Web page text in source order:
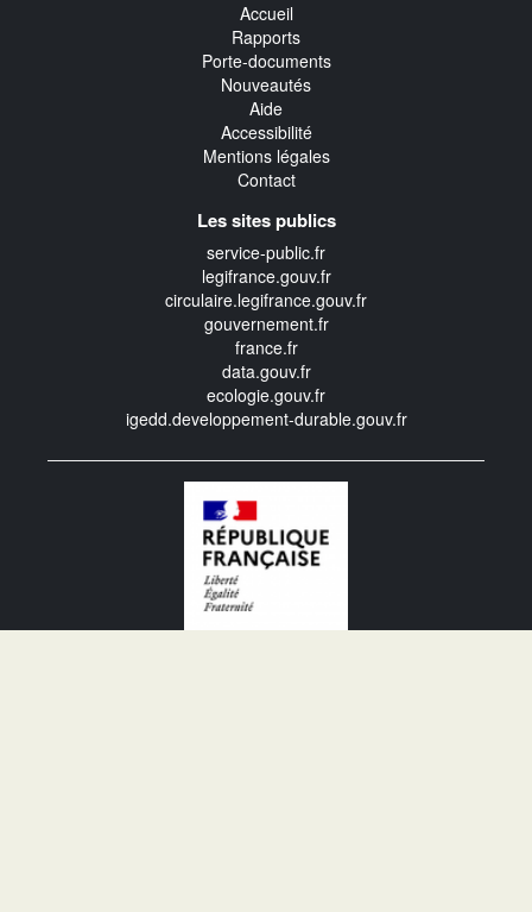
Accueil
Rapports
Porte-documents
Nouveautés
Aide
Accessibilité
Mentions légales
Contact
Les sites publics
service-public.fr
legifrance.gouv.fr
circulaire.legifrance.gouv.fr
gouvernement.fr
france.fr
data.gouv.fr
ecologie.gouv.fr
igedd.developpement-durable.gouv.fr